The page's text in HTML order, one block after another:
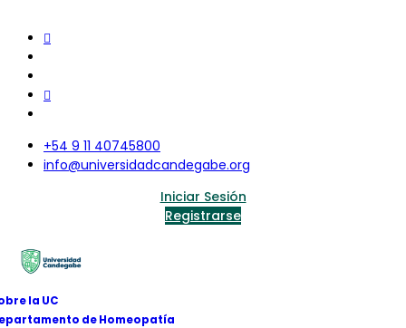
+54 9 11 40745800
info@universidadcandegabe.org
Iniciar Sesión
Registrarse
la UC
de Homeopatía